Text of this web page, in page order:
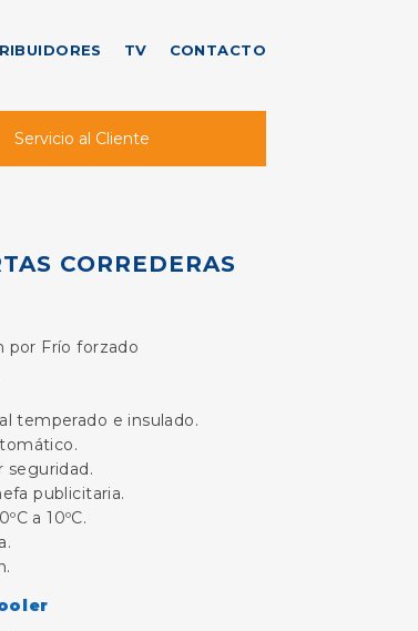
TV CONTACTO
Servicio al Cliente
CORREDERAS
por Frío forzado
temperado e insulado.
seguridad.
publicitaria.
a 10ºC.